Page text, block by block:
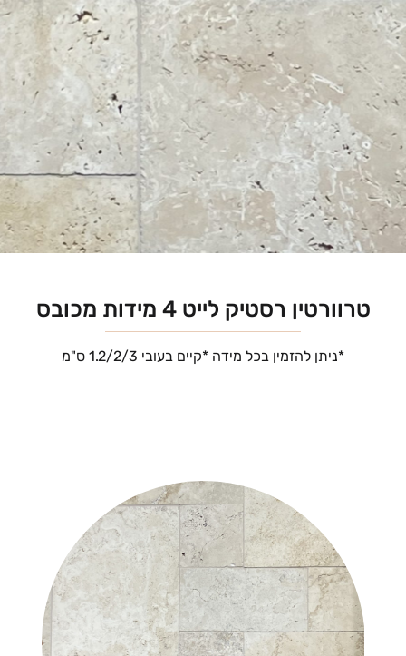
טרוורטין רסטיק לייט 4 מידות מכובס
*ניתן להזמין בכל מידה *קיים בעובי 1.2/2/3 ס"מ